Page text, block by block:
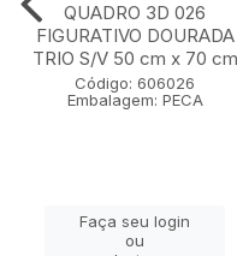
QUADRO 3D 026
FIGURATIVO DOURADA
TRIO S/V 50 cm x 70 cm
Código: 606026
Embalagem: PECA
Faça seu login
ou